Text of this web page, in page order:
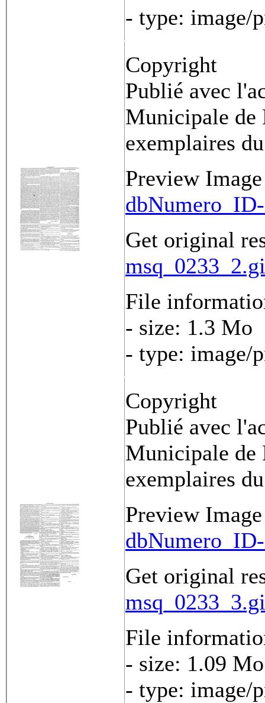
- type: image/
Copyright
Publié avec
Municipale de
exemplaires
Preview Image
Get original
File
- size: 1.3 Mo
- type: image/
Copyright
Publié avec
Municipale de
exemplaires
Preview Image
Get original
File
- size: 1.09 Mo
- type: image/